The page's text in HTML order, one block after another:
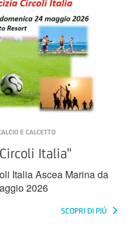
E CALCETTO
Italia"
Italia Ascea Marina da
2026
SCOPRI DI PIÚ